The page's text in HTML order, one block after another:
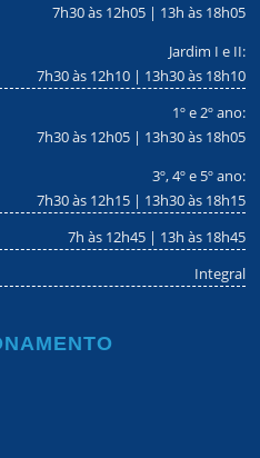
7h30 às 12h05 | 13h às 18h05
Jardim I e II:
7h30 às 12h10 | 13h30 às 18h10
1º e 2º ano:
7h30 às 12h05 | 13h30 às 18h05
3º, 4º e 5º ano:
7h30 às 12h15 | 13h30 às 18h15
7h às 12h45 | 13h às 18h45
Integral